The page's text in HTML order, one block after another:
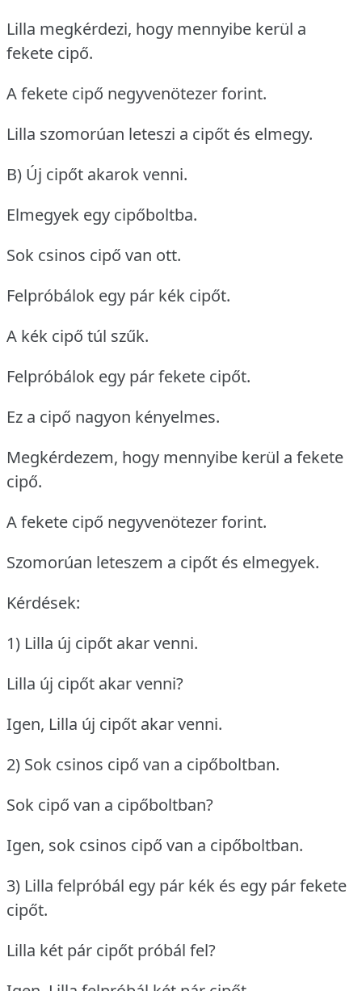
Lilla megkérdezi, hogy mennyibe kerül a
fekete cipő.
A fekete cipő negyvenötezer forint.
Lilla szomorúan leteszi a cipőt és elmegy.
B) Új cipőt akarok venni.
Elmegyek egy cipőboltba.
Sok csinos cipő van ott.
Felpróbálok egy pár kék cipőt.
A kék cipő túl szűk.
Felpróbálok egy pár fekete cipőt.
Ez a cipő nagyon kényelmes.
Megkérdezem, hogy mennyibe kerül a fekete
cipő.
A fekete cipő negyvenötezer forint.
Szomorúan leteszem a cipőt és elmegyek.
Kérdések:
1) Lilla új cipőt akar venni.
Lilla új cipőt akar venni?
Igen, Lilla új cipőt akar venni.
2) Sok csinos cipő van a cipőboltban.
Sok cipő van a cipőboltban?
Igen, sok csinos cipő van a cipőboltban.
3) Lilla felpróbál egy pár kék és egy pár fekete
cipőt.
Lilla két pár cipőt próbál fel?